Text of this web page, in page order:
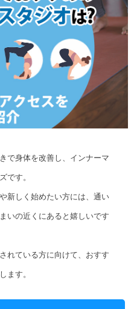
で身体を改善し、インナーマ
です。
新しく始めたい方には、通い
いの近くにあると嬉しいです
れている方に向けて、おすす
ます。